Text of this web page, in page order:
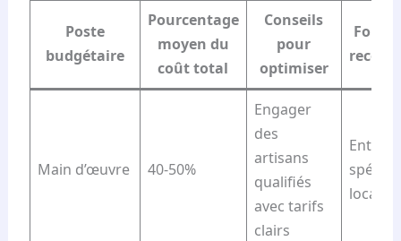
Poste
budgétaire
Pourcentage
moyen du
coût total
Conseils
pour
optimiser
Main d’œuvre 40-50%
Engager
des
artisans
qualifiés
avec tarifs
clairs
locales